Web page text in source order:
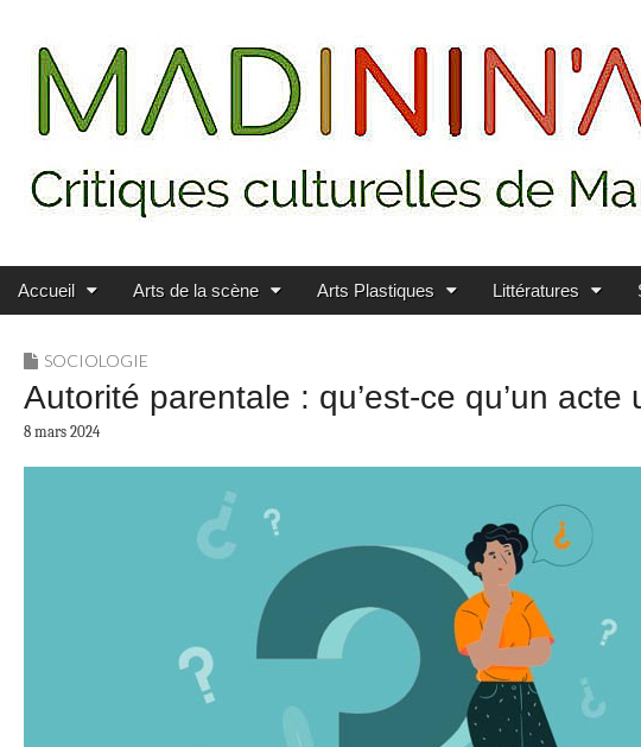
MADININ'ART
Main menu
Skip to content
Accueil Arts de la scène Arts Plastiques Littératures
SOCIOLOGIE
Autorité parentale : qu’est-ce qu’un acte
8 mars 2024